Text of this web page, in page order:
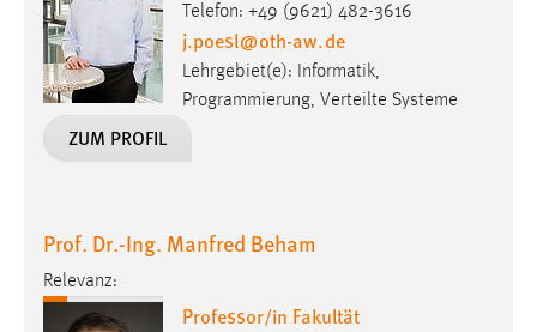
Telefon: +49 (9621) 482-3616
j.poesl@oth-aw.de
Lehrgebiet(e): Informatik,
Programmierung, Verteilte Systeme
ZUM PROFIL
Prof. Dr.-Ing. Manfred Beham
Relevanz:
Professor/in Fakultät